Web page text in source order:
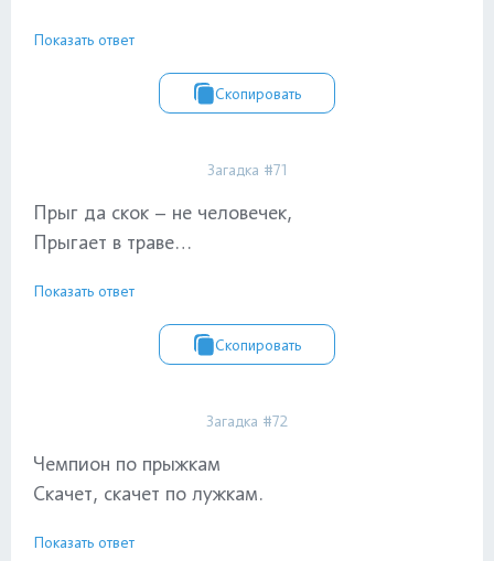
Показать ответ
Скопировать
Загадка #71
Прыг да скок – не человечек,
Прыгает в траве…
Показать ответ
Скопировать
Загадка #72
Чемпион по прыжкам
Скачет, скачет по лужкам.
Показать ответ